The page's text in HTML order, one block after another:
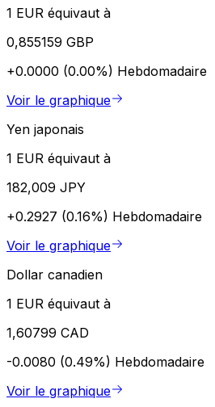
1 EUR équivaut à
0,855159 GBP
+0.0000 (0.00%) Hebdomadaire
Voir le graphique
Yen japonais
1 EUR équivaut à
182,009 JPY
+0.2927 (0.16%) Hebdomadaire
Voir le graphique
Dollar canadien
1 EUR équivaut à
1,60799 CAD
-0.0080 (0.49%) Hebdomadaire
Voir le graphique